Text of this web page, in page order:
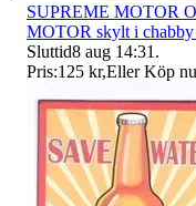
SUPREME MOTOR
MOTOR skylt i
Sluttid8 aug 14:31 .
Pris:125 kr,Eller Köp nu